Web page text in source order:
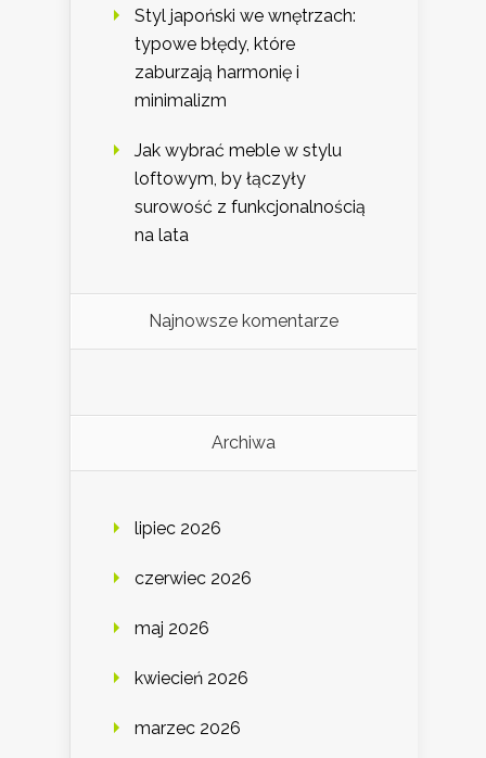
Styl japoński we wnętrzach:
typowe błędy, które
zaburzają harmonię i
minimalizm
Jak wybrać meble w stylu
loftowym, by łączyły
surowość z funkcjonalnością
na lata
Najnowsze komentarze
Archiwa
lipiec 2026
czerwiec 2026
maj 2026
kwiecień 2026
marzec 2026